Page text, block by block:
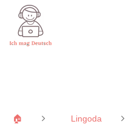
🏠 Lingoda